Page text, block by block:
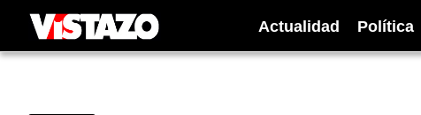
Actualidad Política